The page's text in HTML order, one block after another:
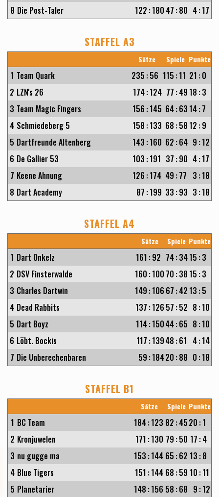
8 Die Post-Taler 122 :180 47 :80 4:17
STAFFEL A3
Sätze Spiele Punkte
1 Team Quark 235 :56 115 :11 21 :0
2 LZN's 26 174:124 77 :49 18 :3
3 Team Magic Fingers 156 :145 64:63 14:7
4 Schmiedeberg 5 158 :133 68 :58 12 :9
5 Dartfreunde Altenberg 143 :160 62 :64 9 :12
6 De Gallier 53 103 :191 37 :90 4:17
7 Keene Ahnung 126 :174 49 :77 3 :18
8 Dart Academy 87 :199 33 :93 3 :18
STAFFEL A4
Sätze Spiele Punkte
1 Dart Onkelz 161 :92 74:3415 :3
2 DSV Finsterwalde 160 :100 70 :38 15 :3
3 Charles Dartwin 149 :106 67 :42 13 :5
4 Dead Rabbits 137 :126 57 :52 8 :10
5 Dart Boyz 114:15044:65 8 :10
6 Löbt. Bockis 117 :13948 :61 4:14
7 Die Unberechenbaren 59 :18420 :88 0 :18
STAFFEL B1
Sätze Spiele Punkte
1 BC Team 184:123 82 :4520 :1
2 Kronjuwelen 171 :130 79 :50 17 :4
3 nu gugge ma 153 :144 65 :62 13 :8
4 Blue Tigers 151 :144 68 :59 10 :11
5 Planetarier 148 :156 58 :68 9 :12